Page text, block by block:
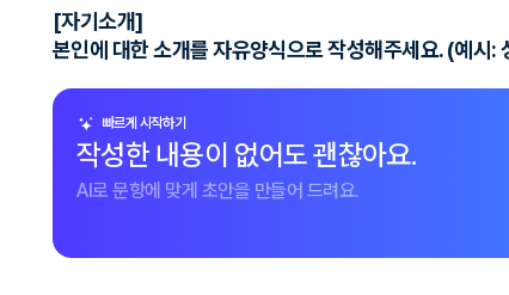
[자기소개]
본인에 대한 소개를 자유양식으로 작성해주세요. (예시
빠르게 시작하기
작성한 내용이 없어도 괜찮아요.
AI로 문항에 맞게 초안을 만들어 드려요.